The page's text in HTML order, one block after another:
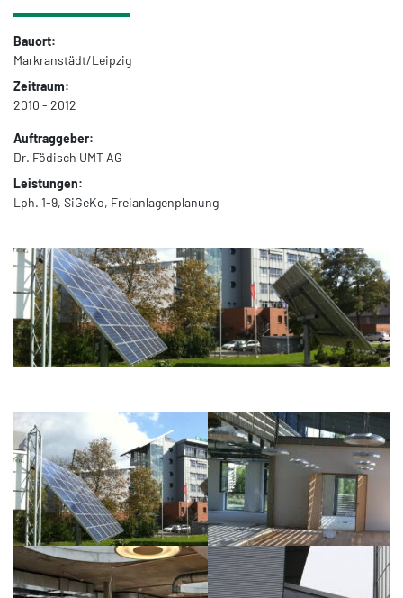
Bauort:
Markranstädt/Leipzig
Zeitraum:
2010 - 2012
Auftraggeber:
Dr. Födisch UMT AG
Leistungen:
Lph. 1-9, SiGeKo, Freianlagenplanung